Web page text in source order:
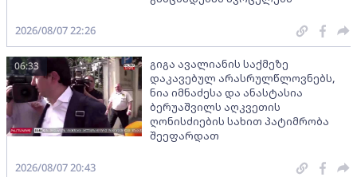
2026/08/07 22:26
გიგა ავალიანის საქმეზე
დაკავებულ არასრულწლოვნებს,
ნია იმნაძესა და ანასტასია
ბერუაშვილს აღკვეთის
ღონისძიების სახით პატიმრობა
შეეფარდათ
06:33
2026/08/07 20:43